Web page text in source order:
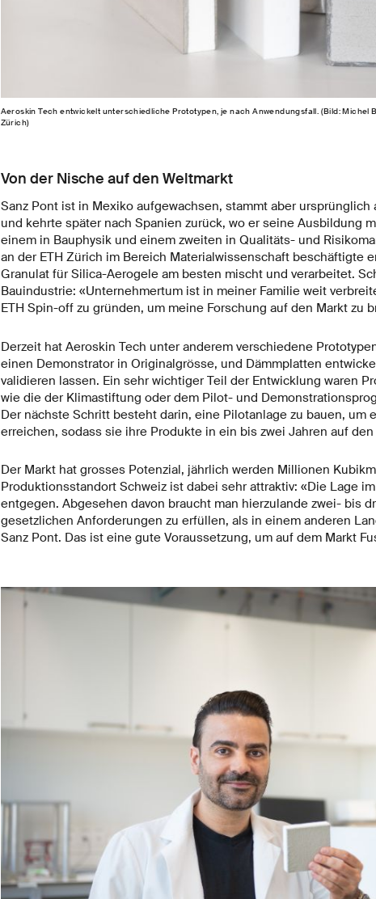
Aeroskin Tech entwickelt unterschiedliche Prototypen, je nach Anwendungsfall. (Bild: Michel
Zürich)
Von der Nische auf den Weltmarkt
Sanz Pont ist in Mexiko aufgewachsen, stammt aber
und kehrte später nach Spanien zurück, wo er seine Ausbildung
einem in Bauphysik und einem zweiten in Qualitäts- und
an der ETH Zürich im Bereich Materialwissenschaft beschäftigte
Granulat für Silica-Aerogele am besten mischt und verarbeitet.
Bauindustrie: «Unternehmertum ist in meiner Familie weit
ETH Spin-off zu gründen, um meine Forschung auf den Markt zu
Derzeit hat Aeroskin Tech unter anderem verschiedene
einen Demonstrator in Originalgrösse, und Dämmplatten
validieren lassen. Ein sehr wichtiger Teil der Entwicklung waren
wie die der Klimastiftung oder dem Pilot- und
Der nächste Schritt besteht darin, eine Pilotanlage zu bauen, um
erreichen, sodass sie ihre Produkte in ein bis zwei Jahren auf
Der Markt hat grosses Potenzial, jährlich werden Millionen
Produktionsstandort Schweiz ist dabei sehr attraktiv: «Die Lage
entgegen. Abgesehen davon braucht man hierzulande zwei- bis
gesetzlichen Anforderungen zu erfüllen, als in einem anderen
Sanz Pont. Das ist eine gute Voraussetzung, um auf dem Markt